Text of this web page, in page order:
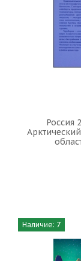
Россия
Наличие: 7